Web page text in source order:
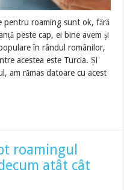
pentru roaming sunt ok, fără
peste cap, ei bine avem și
în rândul românilor,
acestea este Turcia. Și
am rămas datoare cu acest
roamingul
atât cât